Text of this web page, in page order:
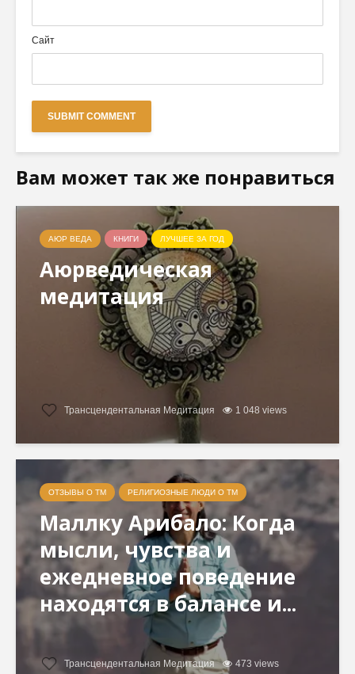
Сайт
Вам может так же понравиться
АЮР ВЕДА КНИГИ ЛУЧШЕЕ ЗА ГОД
Аюрведическая
медитация
Трансцендентальная Медитация 1 048 views
ОТЗЫВЫ О ТМ РЕЛИГИОЗНЫЕ ЛЮДИ О ТМ
Маллку Арибало: Когда
мысли, чувства и
ежедневное поведение
находятся в балансе и...
Трансцендентальная Медитация 473 views